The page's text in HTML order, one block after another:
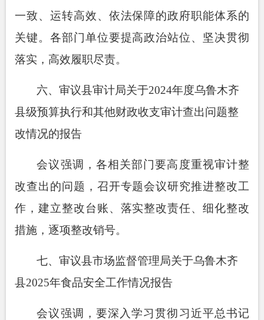
一致、运转高效、依法保障的政府职能体系的
关键。各部门单位要提高政治站位、坚决贯彻
落实，高效履职尽责。
六、审议县审计局关于2024年度乌鲁木齐
县级预算执行和其他财政收支审计查出问题整
改情况的报告
会议强调，各相关部门要高度重视审计整
改查出的问题，召开专题会议研究推进整改工
作，建立整改台账、落实整改责任、细化整改
措施，逐项整改销号。
七、审议县市场监督管理局关于乌鲁木齐
县2025年食品安全工作情况报告
会议强调，要深入学习贯彻习近平总书记